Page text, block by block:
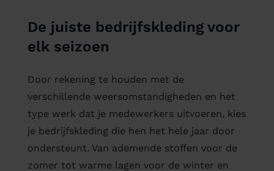
De juiste bedrijfskleding voor
elk seizoen
Door rekening te houden met de
verschillende weersomstandigheden en het
type werk dat je medewerkers uitvoeren, kies
je bedrijfskleding die hen het hele jaar door
ondersteunt. Van ademende stoffen voor de
zomer tot warme lagen voor de winter en